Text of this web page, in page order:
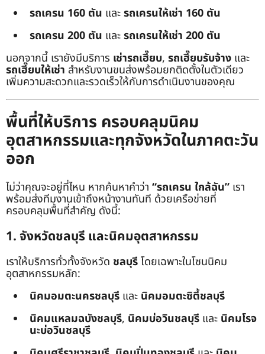
รถเครน 160 ตัน และรถเครนให้เช่า 160 ตัน
รถเครน 200 ตัน และรถเครนให้เช่า 200 ตัน
นอกจากนี้ เรายังมีบริการ เช่ารถเฮี๊ยบ, รถเฮี๊ยบรับจ้าง และ
รถเฮี๊ยบให้เช่า สำหรับงานขนส่งพร้อมยกติดตั้งในตัวเดียว
เพิ่มความสะดวกและรวดเร็วให้กับการดำเนินงานของคุณ
พื้นที่ให้บริการ ครอบคลุมนิคม
อุตสาหกรรมและทุกจังหวัดในภาคตะวัน
ออก
ไม่ว่าคุณจะอยู่ที่ไหน หากค้นหาคำว่า “รถเครน ใกล้ฉัน” เรา
พร้อมส่งทีมงานเข้าถึงหน้างานทันที ด้วยเครือข่ายที่
ครอบคลุมพื้นที่สำคัญ ดังนี้:
1. จังหวัดชลบุรี และนิคมอุตสาหกรรม
เราให้บริการทั่วทั้งจังหวัด ชลบุรีโดยเฉพาะในโซนนิคม
อุตสาหกรรมหลัก:
นิคมอมตะนครชลบุรี และ นิคมอมตะซิตี้ชลบุรี
นิคมแหลมฉบังชลบุรี, นิคมบ่อวินชลบุรี และ นิคมโรจ
นะบ่อวินชลบุรี